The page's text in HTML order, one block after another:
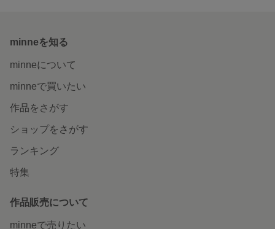
minneを知る
minneについて
minneで買いたい
作品をさがす
ショップをさがす
ランキング
特集
作品販売について
minneで売りたい